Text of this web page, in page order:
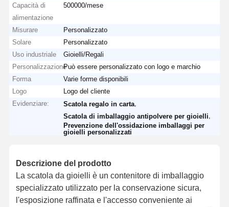
Capacità di
alimentazione
500000/mese
Misurare
Personalizzato
Solare
Personalizzato
Uso industriale
Gioielli/Regali
PersonalizzazionePuò essere personalizzato con logo e marchio
Forma
Varie forme disponibili
Logo
Logo del cliente
Evidenziare:
Scatola regalo in carta
Scatola di imballaggio antipolvere per gioielli
Prevenzione dell'ossidazione imballaggi per
gioielli personalizzati
Descrizione del prodotto
La scatola da gioielli è un contenitore di imballaggio
specializzato utilizzato per la conservazione sicura,
l'esposizione raffinata e l'accesso conveniente ai